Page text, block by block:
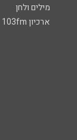
מילים ולחן
ארכיון 103fm